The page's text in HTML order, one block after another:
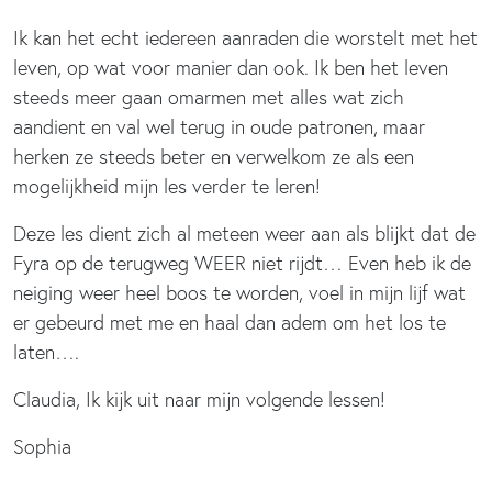
Ik kan het echt iedereen aanraden die worstelt met het
leven, op wat voor manier dan ook. Ik ben het leven
steeds meer gaan omarmen met alles wat zich
aandient en val wel terug in oude patronen, maar
herken ze steeds beter en verwelkom ze als een
mogelijkheid mijn les verder te leren!
Deze les dient zich al meteen weer aan als blijkt dat de
Fyra op de terugweg WEER niet rijdt… Even heb ik de
neiging weer heel boos te worden, voel in mijn lijf wat
er gebeurd met me en haal dan adem om het los te
laten….
Claudia, Ik kijk uit naar mijn volgende lessen!
Sophia